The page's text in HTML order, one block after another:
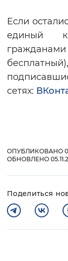
Если
единый
сетях:
ОПУБЛИКОВАНО
ОБНОВЛЕНО
Поделиться